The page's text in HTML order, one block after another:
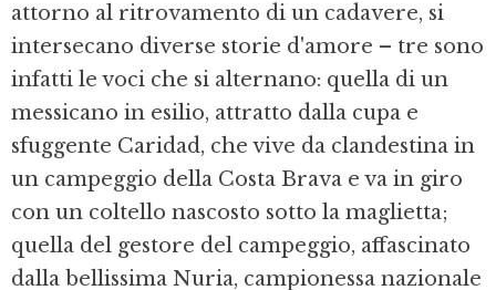
attorno al ritrovamento di un cadavere, si
intersecano diverse storie d'amore – tre sono
infatti le voci che si alternano: quella di un
messicano in esilio, attratto dalla cupa e
sfuggente Caridad, che vive da clandestina in
un campeggio della Costa Brava e va in giro
con un coltello nascosto sotto la maglietta;
quella del gestore del campeggio, affascinato
dalla bellissima Nuria, campionessa nazionale